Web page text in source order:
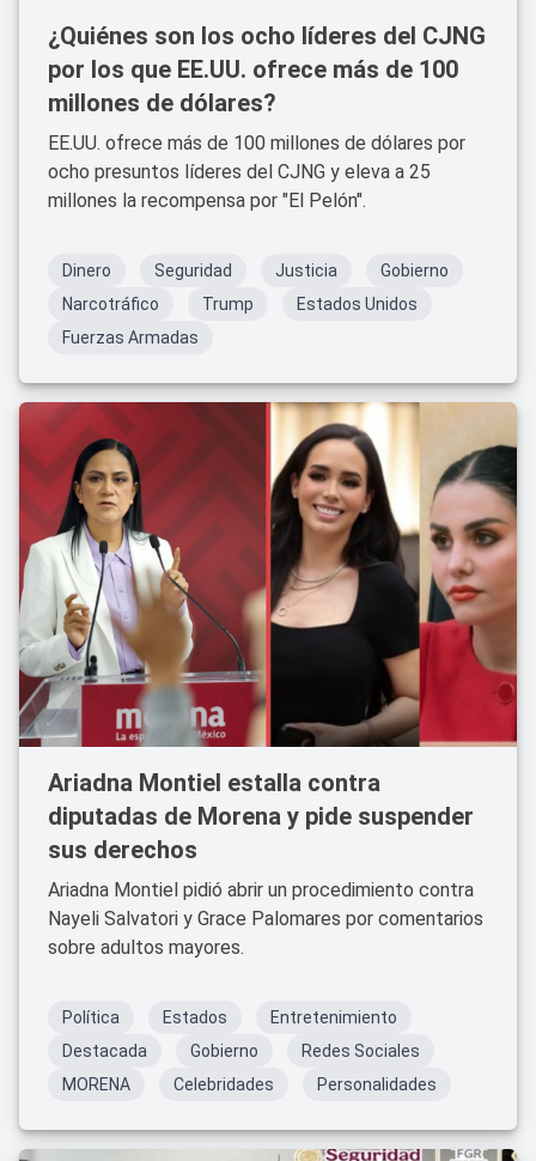
¿Quiénes son los ocho líderes del CJNG
por los que EE.UU. ofrece más de 100
millones de dólares?
EE.UU. ofrece más de 100 millones de dólares por
ocho presuntos líderes del CJNG y eleva a 25
millones la recompensa por "El Pelón".
Dinero Seguridad Justicia
Gobierno
Narcotráfico
Trump
Estados Unidos
Fuerzas Armadas
Ariadna Montiel estalla contra
diputadas de Morena y pide suspender
sus derechos
Ariadna Montiel pidió abrir un procedimiento contra
Nayeli Salvatori y Grace Palomares por comentarios
sobre adultos mayores.
Política Estados
Entretenimiento
Destacada
Gobierno
Redes Sociales
MORENA
Celebridades Personalidades